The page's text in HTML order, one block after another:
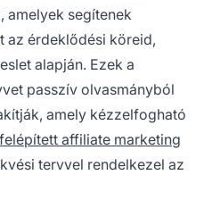
amelyek segítenek
az érdeklődési köreid,
alapján. Ezek a
passzív olvasmányból
amely kézzelfogható
affiliate marketing
tervvel rendelkezel az